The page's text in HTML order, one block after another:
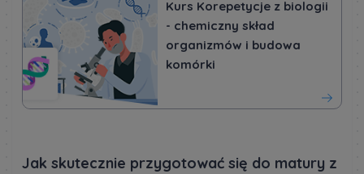
Kurs Korepetycje z biologii
- chemiczny skład
organizmów i budowa
komórki
Jak skutecznie przygotować się do matury z